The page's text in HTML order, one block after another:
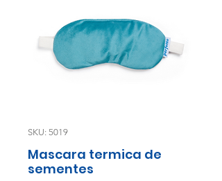
SKU: 5019
Mascara termica de
sementes